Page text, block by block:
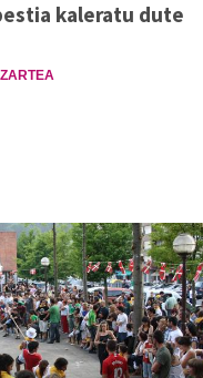
kaleratu dute